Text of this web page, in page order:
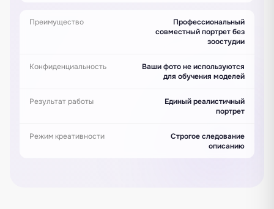
Преимущество
Профессиональный
совместный портрет без
зоостудии
Конфиденциальность
Ваши фото не используются
для обучения моделей
Результат работы
Единый реалистичный
портрет
Режим креативности
Строгое следование
описанию